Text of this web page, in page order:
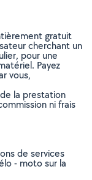
gratuit
cherchant un
pour une
Payez
vous,
la prestation
ni frais
de services
- moto sur la